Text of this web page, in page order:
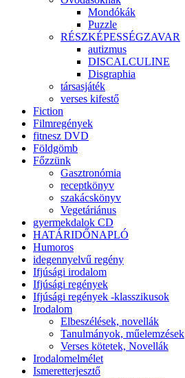
Mondókák
Puzzle
RÉSZKÉPESSÉGZAVAR
autizmus
DISCALCULINE
Disgraphia
társasjáték
verses kifestő
Fiction
Filmregények
fitnesz DVD
Földgömb
Főzzünk
Gasztronómia
receptkönyv
szakácskönyv
Vegetáriánus
gyermekdalok CD
HATÁRIDŐNAPLÓ
Humoros
idegennyelvű regény
Ifjúsági irodalom
Ifjúsági regények
Ifjúsági regények -klasszikusok
Irodalom
Elbeszélések, novellák
Tanulmányok, műelemzések
Verses kötetek, Novellák
Irodalomelmélet
Ismeretterjesztő